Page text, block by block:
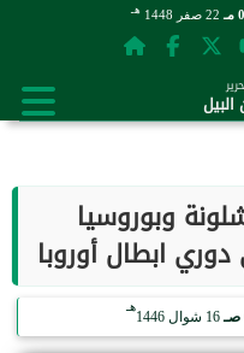
22 صفر 1448 هـ
وبوروسيا
ابطال أوروبا
16 شوال 1446
هـ